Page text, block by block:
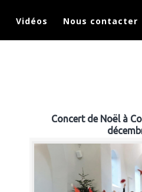
Vidéos Nous contacter
Concert de Noël à